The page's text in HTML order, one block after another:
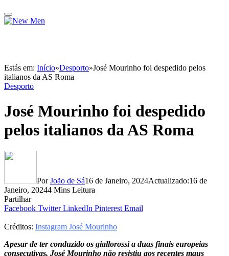
Estás em: Início»Desporto»José Mourinho foi despedido pelos
italianos da AS Roma
Desporto
José Mourinho foi despedido
pelos italianos da AS Roma
Por João de Sá16 de Janeiro, 2024Actualizado:16 de
Janeiro, 20244 Mins Leitura
Partilhar
Facebook Twitter LinkedIn Pinterest Email
Créditos: Instagram José Mourinho
Apesar de ter conduzido os giallorossi a duas finais europeias
consecutivas, José Mourinho não resistiu aos recentes maus